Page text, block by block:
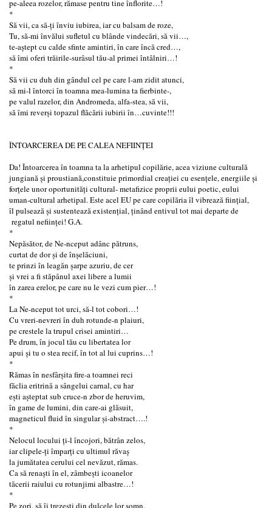
pe-aleea rozelor, rămase pentru tine înflorite…!
*
Să vii, ca să-ți înviu iubirea, iar cu balsam de roze,
Tu, să-mi învălui sufletul cu blânde vindecări, să vii…,
te-aștept cu calde sfinte amintiri, în care încă cred…,
să îmi oferi trăirile-surâsul tău-al primei întâlniri…!
*
Să vii cu duh din gândul cel pe care l-am zidit atunci,
să mi-l întorci în toamna mea-lumina ta fierbinte-,
pe valul razelor, din Andromeda, alfa-stea, să vii,
să îmi reverși topazul flăcării iubirii în…cuvinte!!!
ÎNTOARCEREA DE PE CALEA NEFIINȚEI
Da! Întoarcerea în toamna ta la arhetipul copilărie, acea viziune culturală
jungiană și proustiană,constituie primordial creației cu esențele, energiile și
forțele unor oportunități cultural- metafizice proprii eului poetic, eului
uman-cultural arhetipal. Este acel EU pe care copilăria îl vibrează ființial,
îl pulsează și sustentează existențial, ținând entivul tot mai departe de
regatul neființei! G.A.
*
Nepăsător, de Ne-nceput adânc pătruns,
curtat de dor și de înșelăciuni,
te prinzi în leagăn șarpe azuriu, de cer
și vrei a fi stăpânul axei libere a lumii
în zarea erelor, pe care nu le vezi cum pier…!
*
La Ne-nceput tot urci, să-l tot cobori…!
Cu vreri-nevreri în duh rotunde-n plaiuri,
pe crestele la trupul crisei amintiri…
Pe drum, în jocul tău cu libertatea lor
apui și tu o stea recif, în tot al lui cuprins…!
*
Rămas în nesfârșita fire-a toamnei reci
făclia eritrină a sângelui carnal, cu har
ești așteptat sub cruce-n zbor de heruvim,
în game de lumini, din care-ai glăsuit,
magneticul fluid în singular și-abstract….!
*
Nelocul locului ți-l încojori, bătrân zelos,
iar clipele-ți împarți cu ultimul răvaș
la jumătatea cerului cel nevăzut, rămas.
Ca să renaști în el, zâmbești icoanelor
tăcerii raiului cu rotunjimi albastre…!
*
Pe zori, să îi trezești din dulcele lor somn,